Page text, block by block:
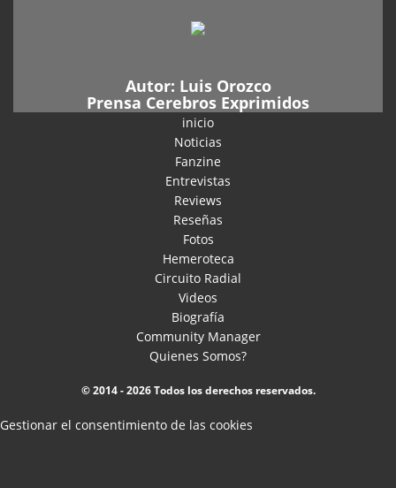
Autor: Luis Orozco
Prensa Cerebros Exprimidos
inicio
Noticias
Fanzine
Entrevistas
Reviews
Reseñas
Fotos
Hemeroteca
Circuito Radial
Videos
Biografía
Community Manager
Quienes Somos?
© 2014 - 2026 Todos los derechos reservados.
Gestionar el consentimiento de las cookies